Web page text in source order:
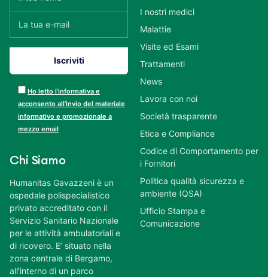
Ho letto l’informativa e
acconsento all’invio del materiale
informativo e promozionale a
mezzo email
Chi Siamo
Humanitas Gavazzeni è un
ospedale polispecialistico
privato accreditato con il
Servizio Sanitario Nazionale
per le attività ambulatoriali e
di ricovero. E’ situato nella
zona centrale di Bergamo,
all’interno di un parco
I nostri medici
Malattie
Visite ed Esami
Trattamenti
News
Lavora con noi
Società trasparente
Etica e Compliance
Codice di Comportamento per
i Fornitori
Politica qualità sicurezza e
ambiente (QSA)
Ufficio Stampa e
Comunicazione